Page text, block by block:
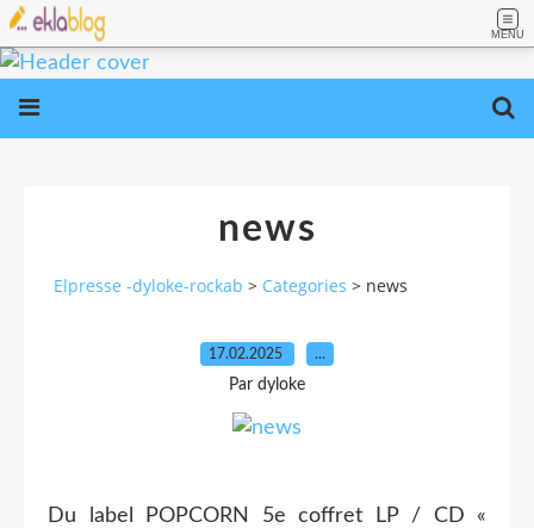
MENU
news
Elpresse -dyloke-rockab > Categories > news
17.02.2025 …
Par dyloke
Du label POPCORN 5e coffret LP / CD «